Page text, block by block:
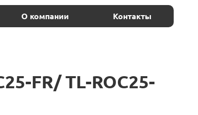
О компании Контакты
FR/ TL-ROC25-